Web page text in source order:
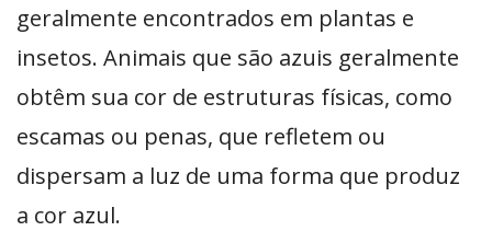
geralmente encontrados em plantas e
insetos. Animais que são azuis geralmente
obtêm sua cor de estruturas físicas, como
escamas ou penas, que refletem ou
dispersam a luz de uma forma que produz
a cor azul.